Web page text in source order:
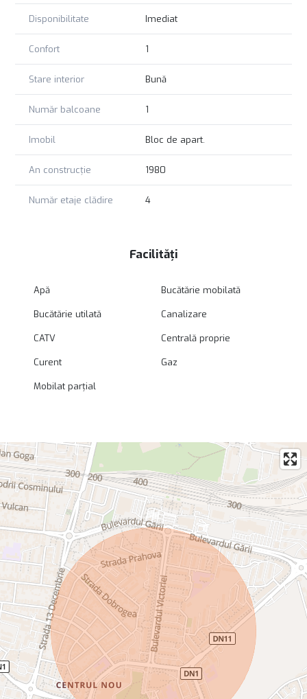
Disponibilitate Imediat
Confort 1
Stare interior Bună
Număr balcoane 1
Imobil Bloc de apart.
An construcție 1980
Număr etaje clădire 4
Facilități
Apă Bucătărie mobilată
Bucătărie utilată Canalizare
CATV Centrală proprie
Curent Gaz
Mobilat parțial